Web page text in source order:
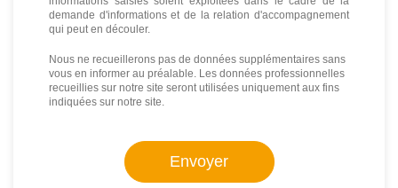
demande d'informations et de la relation d'accompagnement
qui peut en découler.
Nous ne recueillerons pas de données supplémentaires sans
vous en informer au préalable. Les données professionnelles
recueillies sur notre site seront utilisées uniquement aux fins
indiquées sur notre site.